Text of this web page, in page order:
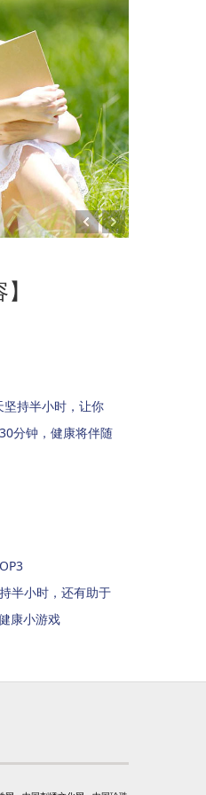
持半小时，让你
分钟，健康将伴随
半小时，还有助于
康小游戏